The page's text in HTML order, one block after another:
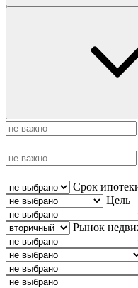
Срок
Цель
Рынок